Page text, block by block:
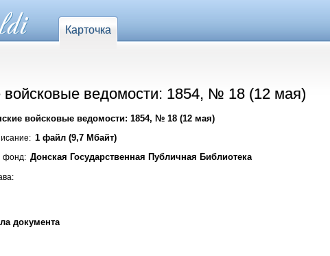
Карточка
войсковые ведомости: 1854, № 18 (12 мая)
войсковые ведомости: 1854, № 18 (12 мая)
1 файл (9,7 Мбайт)
фонд: Донская Государственная Публичная Библиотека
документа